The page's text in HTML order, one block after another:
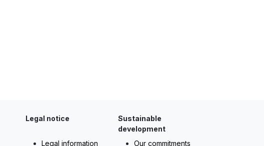
Our commitments
Sustainable
development
Legal information
Legal notice